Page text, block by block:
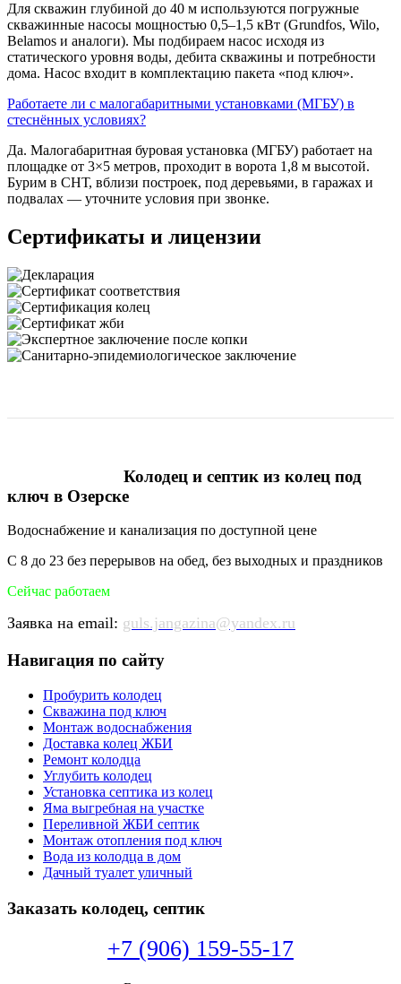
Для скважин глубиной до 40 м используются погружные
скважинные насосы мощностью 0,5–1,5 кВт (Grundfos, Wilo,
Belamos и аналоги). Мы подбираем насос исходя из
статического уровня воды, дебита скважины и потребности
дома. Насос входит в комплектацию пакета «под ключ».
Работаете ли с малогабаритными установками (МГБУ) в
стеснённых условиях?
Да. Малогабаритная буровая установка (МГБУ) работает на
площадке от 3×5 метров, проходит в ворота 1,8 м высотой.
Бурим в СНТ, вблизи построек, под деревьями, в гаражах и
подвалах — уточните условия при звонке.
Сертификаты и лицензии
Колодец и септик из колец под
ключ в Озерске
Водоснабжение и канализация по доступной цене
С 8 до 23 без перерывов на обед, без выходных и праздников
Сейчас работаем
Заявка на email: guls.jangazina@yandex.ru
Навигация по сайту
Пробурить колодец
Скважина под ключ
Монтаж водоснабжения
Доставка колец ЖБИ
Ремонт колодца
Углубить колодец
Установка септика из колец
Яма выгребная на участке
Переливной ЖБИ септик
Монтаж отопления под ключ
Вода из колодца в дом
Дачный туалет уличный
Заказать колодец, септик
+7 (906) 159-55-17